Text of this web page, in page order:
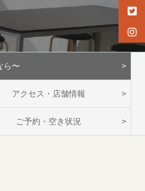
ら〜
アクセス・店舗情報
ご予約・空き状況